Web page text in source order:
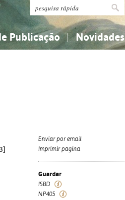
Publicação Novidades
Enviar por email
Imprimir página
Guardar
ISBD
NP405